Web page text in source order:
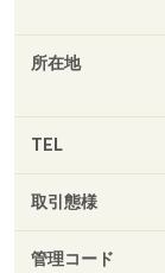
所在地
TEL
取引態様
管理コード